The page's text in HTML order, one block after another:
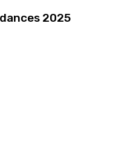
2025